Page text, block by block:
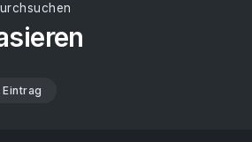
Eintrag